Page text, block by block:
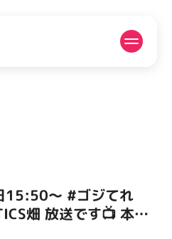
営業時間
15:50〜 #ゴジてれ
畑 放送です📺 本日